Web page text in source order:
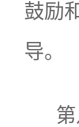
鼓励
导。